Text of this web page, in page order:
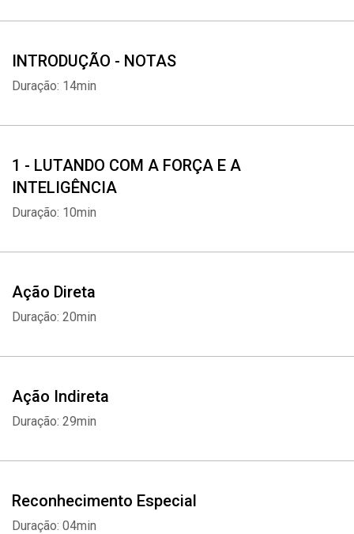
INTRODUÇÃO - NOTAS
Duração: 14min
1 - LUTANDO COM A FORÇA E A
INTELIGÊNCIA
Duração: 10min
Ação Direta
Duração: 20min
Ação Indireta
Duração: 29min
Reconhecimento Especial
Duração: 04min